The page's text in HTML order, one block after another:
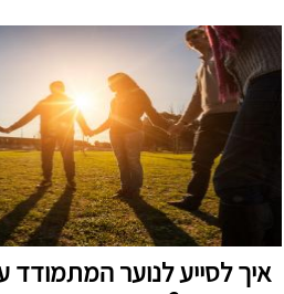
איך לסייע לנוער המתמודד